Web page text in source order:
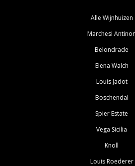
Alle Wijnhuizen
Marchesi
Belondrade
Elena Walch
Louis Jadot
Boschendal
Spier Estate
Vega Sicilia
Knoll
Louis Roederer